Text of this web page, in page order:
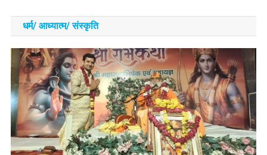
धर्म/ आध्‍यात्‍म/ संस्‍कृति